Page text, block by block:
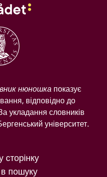
нюношкапоказує
відповідно до
укладання словників
університет.
сторінку
пошуку